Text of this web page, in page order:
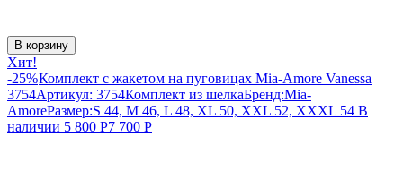
В корзину
Хит!
-25%Комплект с жакетом на пуговицах Mia-Amore Vanessa
3754Артикул: 3754Комплект из шелкаБренд:Mia-
AmoreРазмер:S 44, M 46, L 48, XL 50, XXL 52, XXXL 54 В
наличии 5 800 Р7 700 Р